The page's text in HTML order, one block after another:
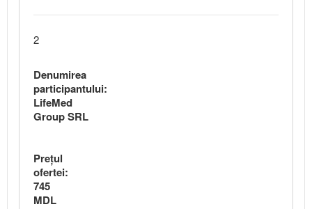
2
Denumirea
participantului:
LifeMed
Group SRL
Preţul
ofertei:
745
MDL